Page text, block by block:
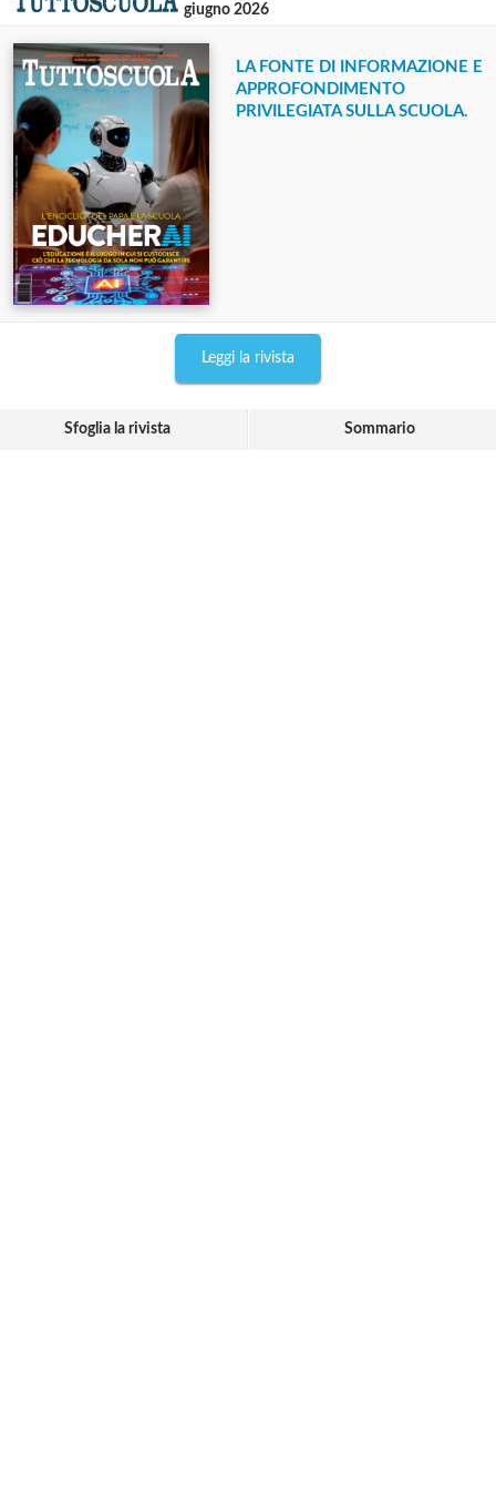
giugno 2026
LA FONTE DI INFORMAZIONE E
APPROFONDIMENTO
PRIVILEGIATA SULLA SCUOLA.
Leggi la rivista
Sfoglia la rivista Sommario